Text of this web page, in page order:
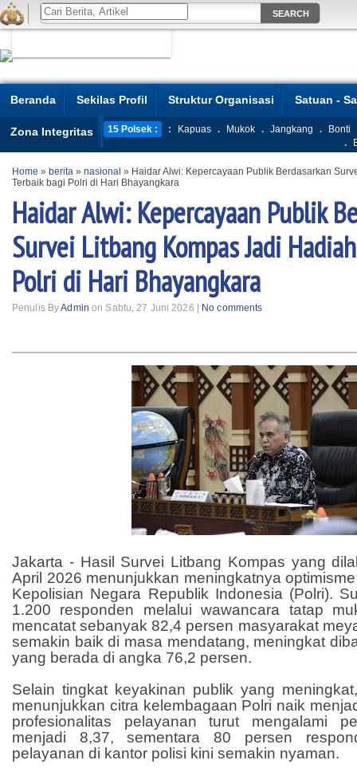
Beranda Sekilas Profil Struktur Organisasi Satuan -
Zona Integritas 15 Polsek : : Kapuas . Mukok . Jangkang .
Bonti
.
Home » berita » nasional » Haidar Alwi: Kepercayaan Publik Berdasarkan
Terbaik bagi Polri di Hari Bhayangkara
Haidar Alwi: Kepercayaan Publik
Survei Litbang Kompas Jadi
Polri di Hari Bhayangkara
Penulis ByAdmin on Sabtu, 27 Juni 2026 | No comments
Jakarta - Hasil Survei Litbang Kompas yang
April 2026 menunjukkan meningkatnya
Kepolisian Negara Republik Indonesia (Polri).
1.200 responden melalui wawancara tatap
mencatat sebanyak 82,4 persen masyarakat
semakin baik di masa mendatang, meningkat
yang berada di angka 76,2 persen.
Selain tingkat keyakinan publik yang
menunjukkan citra kelembagaan Polri naik
profesionalitas pelayanan turut mengalami
menjadi 8,37, sementara 80 persen
pelayanan di kantor polisi kini semakin nyaman.